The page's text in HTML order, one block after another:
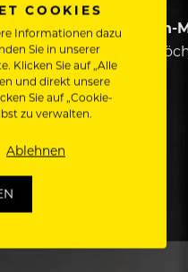
Als Rolling Pin-
der besten
COOKIES
Informationen dazu
Sie in unserer
Klicken Sie auf „Alle
und direkt unsere
Sie auf „Cookie-
zu verwalten.
Ablehnen